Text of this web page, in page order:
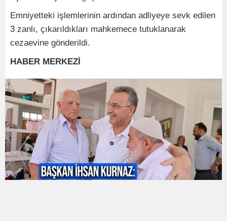
Emniyetteki işlemlerinin ardından adliyeye sevk edilen
3 zanlı, çıkarıldıkları mahkemece tutuklanarak
cezaevine gönderildi.
HABER MERKEZİ